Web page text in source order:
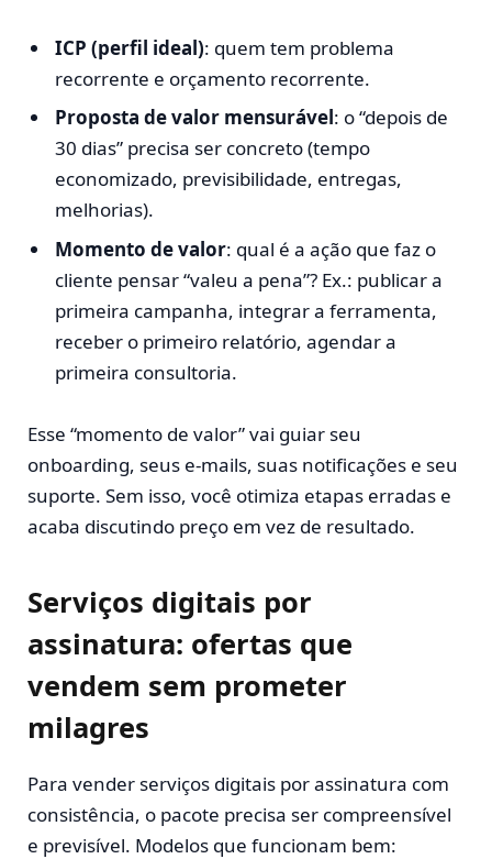
ICP (perfil ideal): quem tem problema
recorrente e orçamento recorrente.
Proposta de valor mensurável: o “depois de
30 dias” precisa ser concreto (tempo
economizado, previsibilidade, entregas,
melhorias).
Momento de valor: qual é a ação que faz o
cliente pensar “valeu a pena”? Ex.: publicar a
primeira campanha, integrar a ferramenta,
receber o primeiro relatório, agendar a
primeira consultoria.
Esse “momento de valor” vai guiar seu
onboarding, seus e-mails, suas notificações e seu
suporte. Sem isso, você otimiza etapas erradas e
acaba discutindo preço em vez de resultado.
Serviços digitais por
assinatura: ofertas que
vendem sem prometer
milagres
Para vender serviços digitais por assinatura com
consistência, o pacote precisa ser compreensível
e previsível. Modelos que funcionam bem: